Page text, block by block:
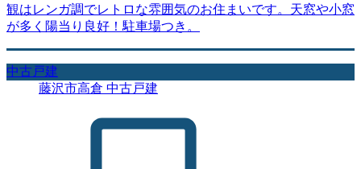
観はレンガ調でレトロな雰囲気のお住まいです。天窓や小窓
が多く陽当り良好！駐車場つき。
中古戸建
藤沢市高倉 中古戸建